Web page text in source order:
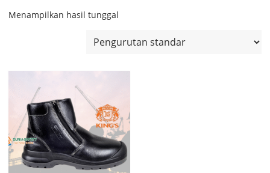
Menampilkan hasil tunggal